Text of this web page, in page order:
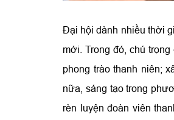
Đại hội dành nhiều thời
mới. Trong đó, chú
phong trào thanh niên;
nữa, sáng tạo trong
rèn luyện đoàn viên